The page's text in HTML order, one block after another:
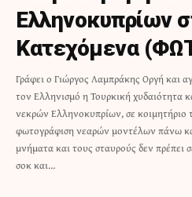
Ελληνοκυπρίων
Κατεχόμενα
Γράφει ο Γιώργος Λαμπράκης Οργή και
τον Ελληνισμό η Τουρκική χυδαιότητα
νεκρών Ελληνοκυπρίων, σε
φωτογράφιση νεαρών μοντέλων πάνω
μνήματα και τους σταυρούς δεν πρέπει
σοκ και…